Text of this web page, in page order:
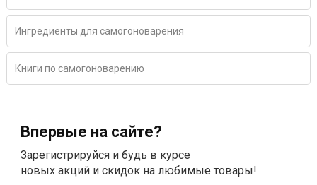
Ингредиенты для самогоноварения
Книги по самогоноварению
Впервые на сайте?
Зарегистрируйся и будь в курсе
новых акций и скидок на любимые товары!